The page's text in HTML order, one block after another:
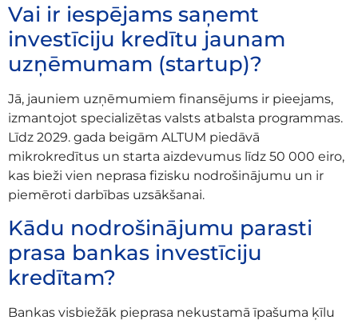
Vai ir iespējams saņemt
investīciju kredītu jaunam
uzņēmumam (startup)?
Jā, jauniem uzņēmumiem finansējums ir pieejams,
izmantojot specializētas valsts atbalsta programmas.
Līdz 2029. gada beigām ALTUM piedāvā
mikrokredītus un starta aizdevumus līdz 50 000 eiro,
kas bieži vien neprasa fizisku nodrošinājumu un ir
piemēroti darbības uzsākšanai.
Kādu nodrošinājumu parasti
prasa bankas investīciju
kredītam?
Bankas visbiežāk pieprasa nekustamā īpašuma ķīlu